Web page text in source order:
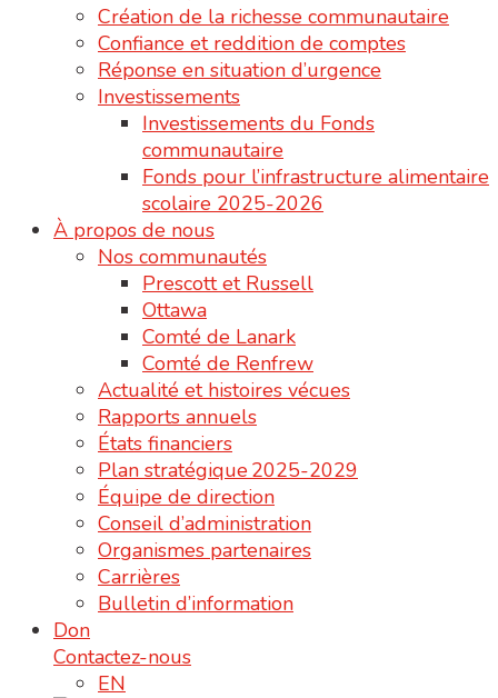
Création de la richesse communautaire
Confiance et reddition de comptes
Réponse en situation d’urgence
Investissements
Investissements du Fonds
communautaire
Fonds pour l’infrastructure alimentaire
scolaire 2025-2026
À propos de nous
Nos communautés
Prescott et Russell
Ottawa
Comté de Lanark
Comté de Renfrew
Actualité et histoires vécues
Rapports annuels
États financiers
Plan stratégique 2025-2029
Équipe de direction
Conseil d’administration
Organismes partenaires
Carrières
Bulletin d’information
Don
Contactez-nous
EN